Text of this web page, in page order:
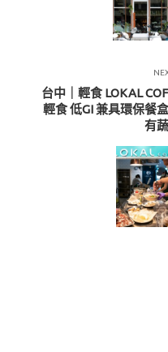
台中｜輕食 LOKAL
輕食 低GI 兼具環保餐
有